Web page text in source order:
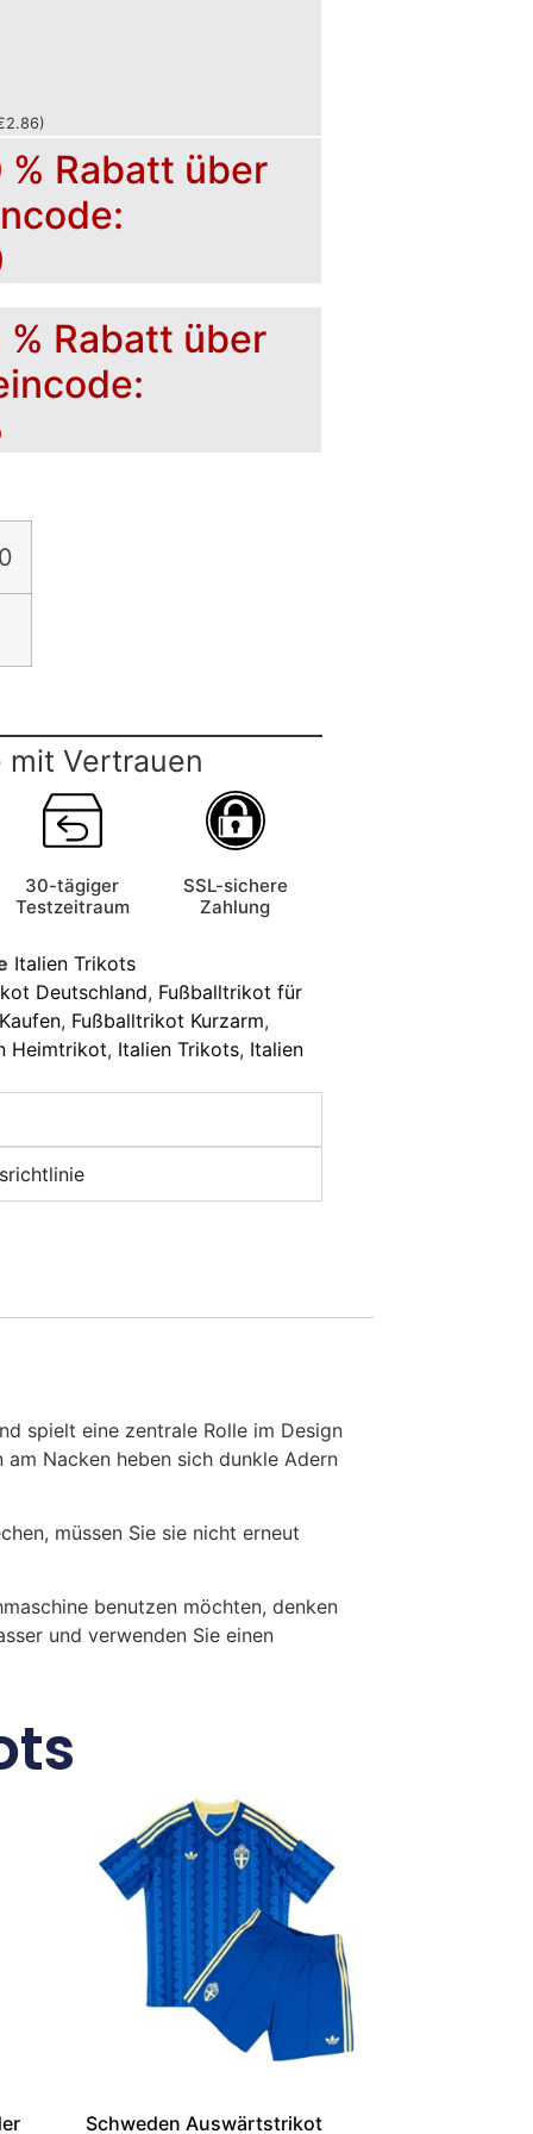
2.86)
% Rabatt über
% Rabatt über
mit Vertrauen
30-tägiger
Testzeitraum
SSL-sichere
Zahlung
Italien Trikots
Deutschland, Fußballtrikot für
, Fußballtrikot Kurzarm,
Heimtrikot, Italien Trikots, Italien
spielt eine zentrale Rolle im Design
Nacken heben sich dunkle Adern
müssen Sie sie nicht erneut
benutzen möchten, denken
und verwenden Sie einen
Schweden Auswärtstrikot